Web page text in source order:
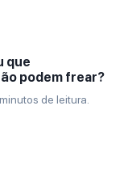
que
podem frear?
de leitura.